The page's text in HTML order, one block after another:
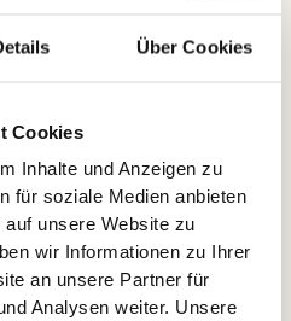
Über Cookies
Cookies
Inhalte und Anzeigen zu
für soziale Medien anbieten
unsere Website zu
wir Informationen zu Ihrer
an unsere Partner für
Analysen weiter. Unsere
verbessert sich
deutlich. Durch präzisere
können